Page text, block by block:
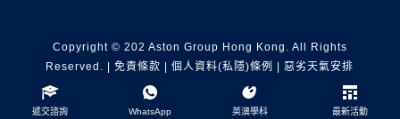
Copyright © 202 Aston Group Hong Kong. All Rights
Reserved. |免責條款 |個人資料(私隱)條例 |惡劣天氣安排
遞交諮詢 WhatsApp 英澳學科 最新活動